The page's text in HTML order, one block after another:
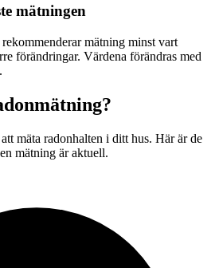
mätningen
mätning minst vart
förändringar. Värdena förändras med
mäta radonhalten i ditt hus. Här är de
mätning är aktuell.